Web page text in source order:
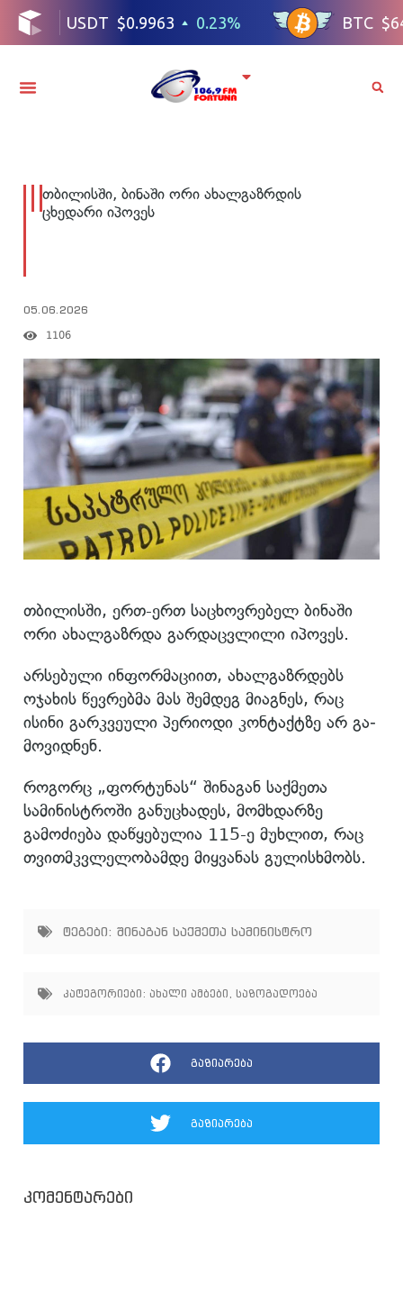
თბილისში, ბინაში ორი ახალგაზრდის
ცხედარი იპოვეს
05.06.2026
1106
თბილისში, ერთ-ერთ საცხოვრებელ ბინაში
ორი ახალგაზრდა გარდაცვლილი იპოვეს.
არსებული ინფორმაციით, ახალგაზრდებს
ოჯა­ხის წევ­რებ­მა მას შემ­დეგ მი­აგ­ნეს, რაც
ისინი გარ­კვე­უ­ლი პე­რი­ო­დი კონ­ტაქ­ტზე არ გა­
მო­ვიდ­ნენ.
როგორც „ფორტუნას“ შინაგან საქმეთა
სამინისტროში განუცხადეს, მომხდარზე
გამოძიება დაწყებულია 115-ე მუხლით, რაც
თვითმკვლელობამდე მიყვანას გულისხმობს.
ტეგები: შინაგან საქმეთა სამინისტრო
კატეგორიები: ახალი ამბები , საზოგადოება
გაზიარება
გაზიარება
კომენტარები